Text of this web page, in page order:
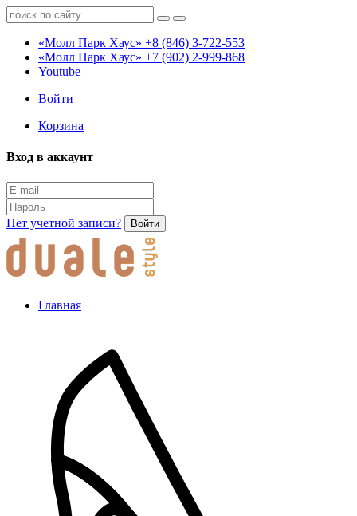
«Молл Парк Хаус» +8 (846) 3-722-553
«Молл Парк Хаус» +7 (902) 2-999-868
Youtube
Войти
Корзина
Вход в аккаунт
Нет учетной записи? Войти
Главная